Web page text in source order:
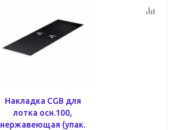
Накладка CGB для
лотка осн.100,
нержавеющая (упак.